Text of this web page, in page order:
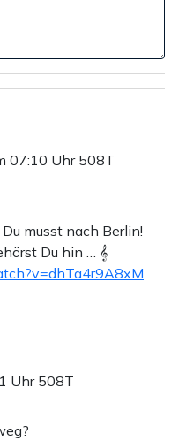
überging, eine Galerie
eröffnen. Mit Farbe und
auf, bemalt alles mit
Sprüchen,
07:10 Uhr 508T
musst nach Berlin!
Du hin … 𝄞
Uhr 508T